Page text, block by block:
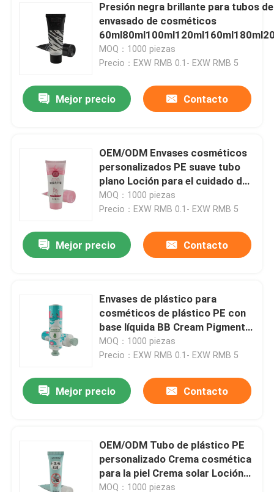
Productos
Sobre nosotros
Presión negra brillante para tubos de
envasado de cosméticos
limpiador facial para el cuidado de la
PE plasti
MOQ：1000 piezas
Precio：EXW RMB 0.1- EXW RMB 5
Mejor precio Contacto
OEM/ODM Envases cosméticos
personalizados PE suave tubo
plano Loción para el cuidado de
la piel Loción de limpieza facial
para recipiente de tubo de
MOQ：1000 piezas
Precio：EXW RMB 0.1- EXW RMB 5
Mejor precio Contacto
Envases de plástico para
cosméticos de plástico PE con
base líquida BB Cream Pigmento
3CE 5ml10ml15ml
MOQ：1000 piezas
Precio：EXW RMB 0.1- EXW RMB 5
Mejor precio Contacto
OEM/ODM Tubo de plástico PE
personalizado Crema cosmética
para la piel Crema solar Loción
para lavar el rostro Aceite
MOQ：1000 piezas